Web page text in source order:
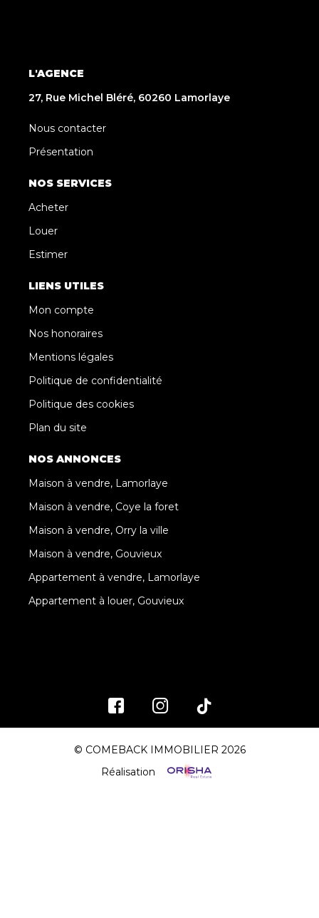
L'AGENCE
27, Rue Michel Bléré, 60260 Lamorlaye
Nous contacter
Présentation
NOS SERVICES
Acheter
Louer
Estimer
LIENS UTILES
Mon compte
Nos honoraires
Mentions légales
Politique de confidentialité
Politique des cookies
Plan du site
NOS ANNONCES
Maison à vendre, Lamorlaye
Maison à vendre, Coye la foret
Maison à vendre, Orry la ville
Maison à vendre, Gouvieux
Appartement à vendre, Lamorlaye
Appartement à louer, Gouvieux
© COMEBACK IMMOBILIER 2026
Réalisation